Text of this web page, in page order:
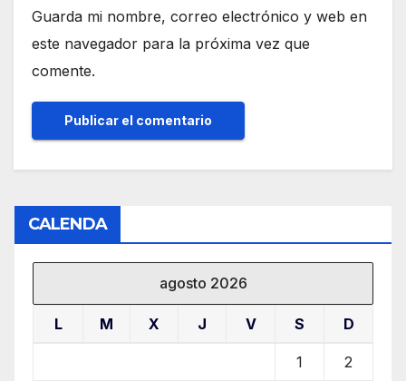
Guarda mi nombre, correo electrónico y web en
este navegador para la próxima vez que
comente.
CALENDA
agosto 2026
L M X J V S D
1 2